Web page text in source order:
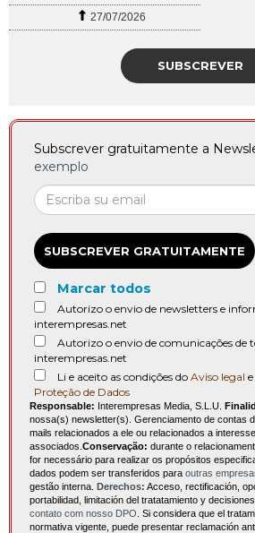
27/07/2026
SUBSCREVER
Subscrever gratuitamente a
exemplo
SUBSCREVER GRATUITAMENTE
Marcar todos
Autorizo o envio de newsletters e
interempresas.net
Autorizo o envio de comunicações de
interempresas.net
Li e aceito as condições do Aviso legal
Proteção de Dados
Responsable: Interempresas Media, S.L.U.
nossa(s) newsletter(s). Gerenciamento de contas
mails relacionados a ele ou relacionados a
associados. Conservação: durante o
for necessário para realizar os propósitos
dados podem ser transferidos para outras
gestão interna. Derechos: Acceso, rectificación,
portabilidad, limitación del tratatamiento y
contato com nosso DPO . Si considera que el
normativa vigente, puede presentar reclamación